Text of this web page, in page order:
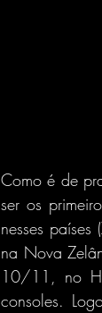
Como é de
ser os
nesses
na Nova
10/11, no
consoles.